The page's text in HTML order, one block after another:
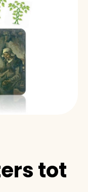
tot